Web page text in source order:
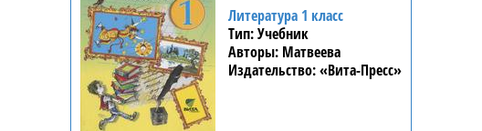
Литература 1 класс
Учебник
Матвеева
«Вита-Пресс»